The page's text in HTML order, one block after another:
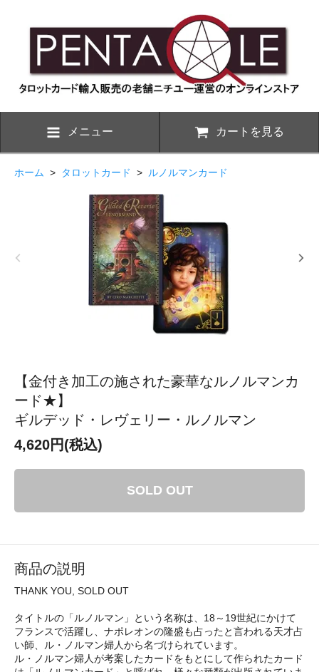
メニュー カートを見る
ホーム > タロットカード > ルノルマンカード
【金付き加工の施された豪華なルノルマンカ
ード★】
ギルデッド・レヴェリー・ルノルマン
4,620円(税込)
SOLD OUT
商品の説明
THANK YOU, SOLD OUT
タイトルの「ルノルマン」という名称は、18～19世紀にかけて
フランスで活躍し、ナポレオンの隆盛も占ったと言われる天才占
い師、ル・ノルマン婦人から名づけられています。
ル・ノルマン婦人が考案したカードをもとにして作られたカード